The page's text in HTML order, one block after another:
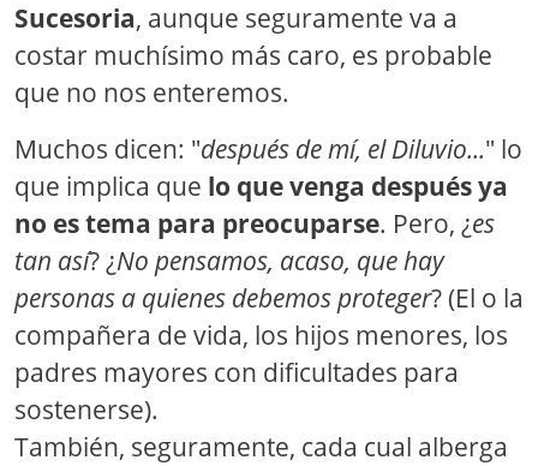
Sucesoria, aunque seguramente va a
costar muchísimo más caro, es probable
que no nos enteremos.
Muchos dicen: "después de mí, el Diluvio..." lo
que implica que lo que venga después ya
no es tema para preocuparse. Pero, ¿es
tan así? ¿No pensamos, acaso, que hay
personas a quienes debemos proteger? (El o la
compañera de vida, los hijos menores, los
padres mayores con dificultades para
sostenerse).
También, seguramente, cada cual alberga